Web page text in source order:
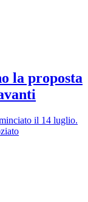
la proposta
il 14 luglio.